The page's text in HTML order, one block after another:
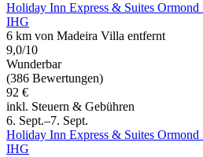
Holiday Inn Express & Suites
IHG
6 km von Madeira Villa entfernt
9,0/10
Wunderbar
(386 Bewertungen)
92 €
inkl. Steuern & Gebühren
6. Sept.–7. Sept.
Holiday Inn Express & Suites
IHG